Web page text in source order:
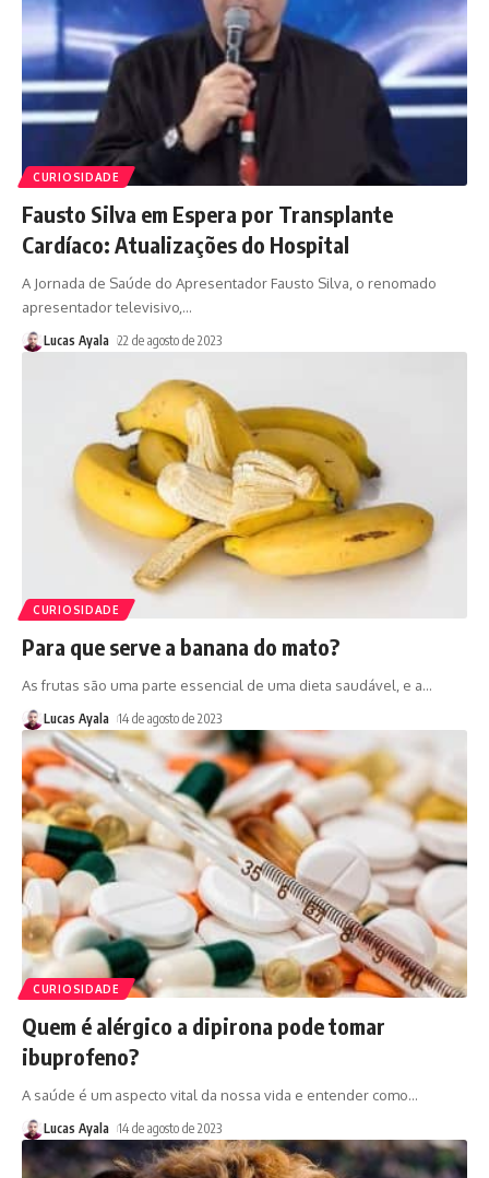
CURIOSIDADE
Fausto Silva em Espera por Transplante
Cardíaco: Atualizações do Hospital
A Jornada de Saúde do Apresentador Fausto Silva, o renomado
apresentador televisivo, …
Lucas Ayala 22 de agosto de 2023
CURIOSIDADE
Para que serve a banana do mato?
As frutas são uma parte essencial de uma dieta saudável, e a…
Lucas Ayala 14 de agosto de 2023
CURIOSIDADE
Quem é alérgico a dipirona pode tomar
ibuprofeno?
A saúde é um aspecto vital da nossa vida e entender como…
Lucas Ayala 14 de agosto de 2023